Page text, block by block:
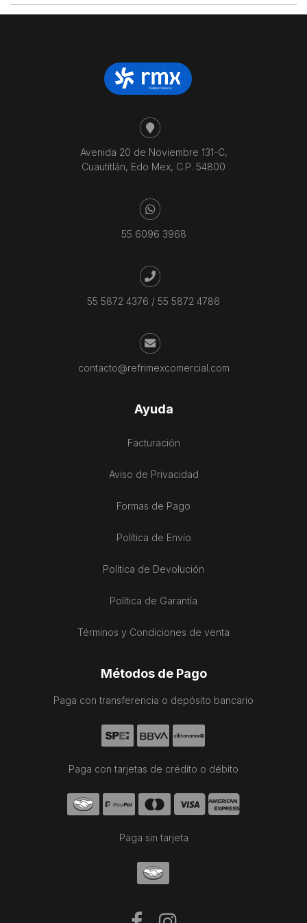
Avenida 20 de Noviembre 131-C,
Cuautitlán, Edo Mex, C.P. 54800
55 6096 3968
55 5872 4376 / 55 5872 4786
contacto@refrimexcomercial.com
Ayuda
Facturación
Aviso de Privacidad
Formas de Pago
Política de Envío
Política de Devolución
Política de Garantía
Términos y Condiciones de venta
Métodos de Pago
Paga con transferencia o depósito bancario
Paga con tarjetas de crédito o débito
Paga sin tarjeta